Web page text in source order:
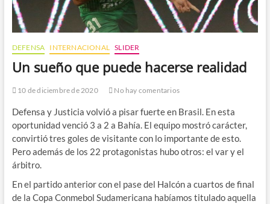
DEFENSA INTERNACIONAL SLIDER
Un sueño que puede hacerse realidad
10 de diciembre de 2020 No hay comentarios
Defensa y Justicia volvió a pisar fuerte en Brasil. En esta
oportunidad venció 3 a 2 a Bahía. El equipo mostró carácter,
convirtió tres goles de visitante con lo importante de esto.
Pero además de los 22 protagonistas hubo otros: el var y el
árbitro.
En el partido anterior con el pase del Halcón a cuartos de final
de la Copa Conmebol Sudamericana habíamos titulado aquella